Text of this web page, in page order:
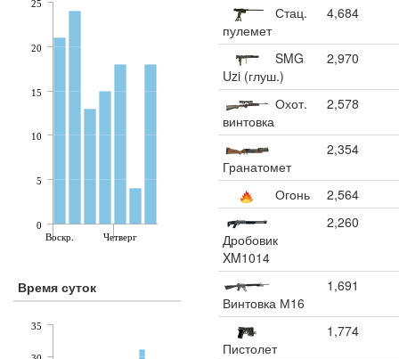
Воскр. Четверг
0
5
10
15
20
25
Время суток
35
Стац.
пулемет
4,684
SMG
Uzi (глуш.)
2,970
Охот.
винтовка
2,578
Гранатомет
2,354
Огонь 2,564
Дробовик
XM1014
2,260
Винтовка М16
1,691
Пистолет
1,774